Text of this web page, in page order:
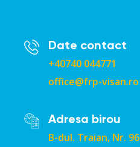
Date contact
+40740 044771
office@frp-visan.ro
Adresa birou
B-dul. Traian, Nr. 96